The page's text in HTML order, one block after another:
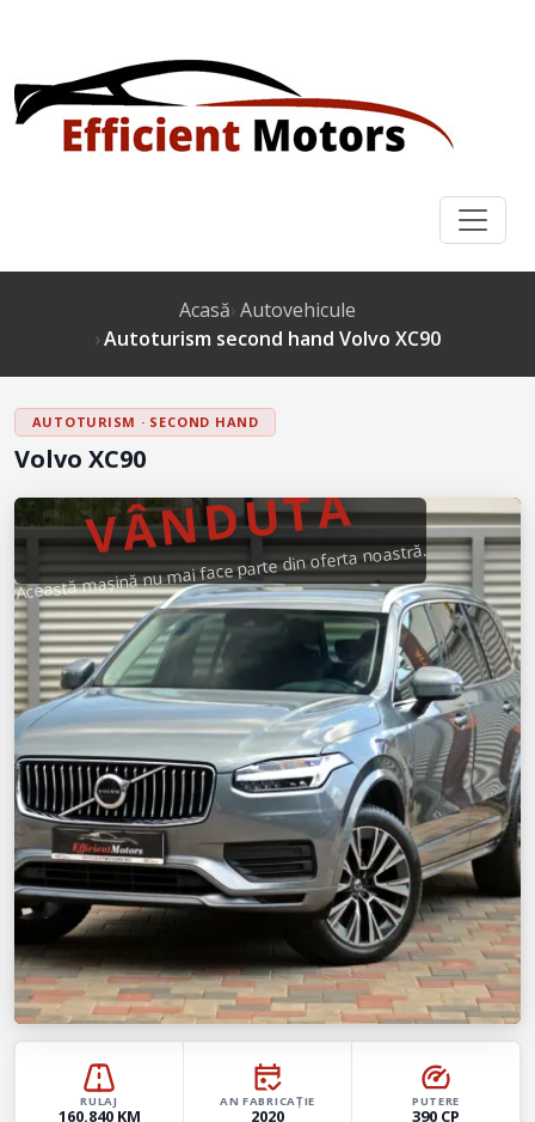
Acasă Autovehicule
Autoturism second hand Volvo XC90
AUTOTURISM · SECOND HAND
Volvo XC90
VÂNDUTĂ
Această mașină nu mai face parte din oferta noastră.
RULAJ
160.840 KM
AN FABRICAȚIE
2020
PUTERE
390 CP